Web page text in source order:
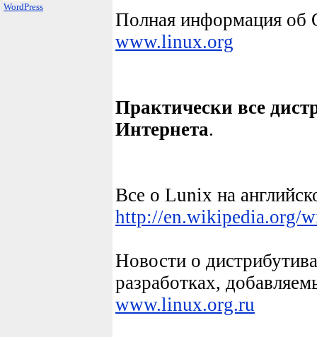
WordPress
Полная информация
www.linux.org
Практически все
Интернета.
Все о Lunix на
http://en.wikipedia.org/
Новости о
разработках,
www.linux.org.ru